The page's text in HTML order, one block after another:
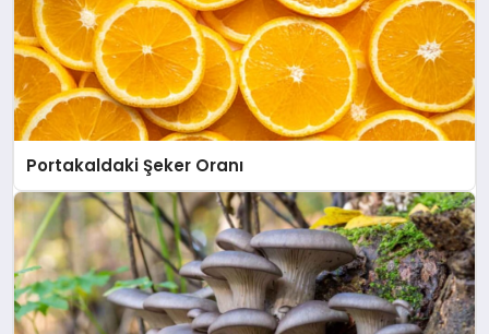
Portakaldaki Şeker Oranı